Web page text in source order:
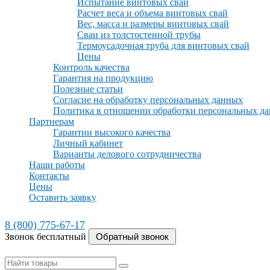
Испытание винтовых свай
Расчет веса и объема винтовых свай
Вес, масса и размеры винтовых свай
Сваи из толстостенной трубы
Термоусадочная труба для винтовых свай
Цены
Контроль качества
Гарантия на продукцию
Полезные статьи
Согласие на обработку персональных данных
Политика в отношении обработки персональных
Партнерам
Гарантии высокого качества
Личный кабинет
Варианты делового сотрудничества
Наши работы
Контакты
Цены
Оставить заявку
8 (800) 775-67-17
Звонок бесплатный